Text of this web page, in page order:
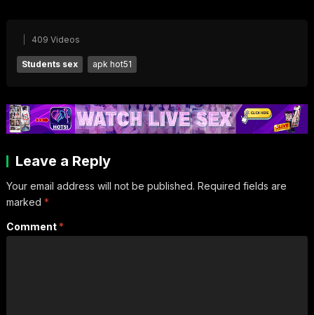
409 Videos
Students sex apk hot51
Leave a Reply
Your email address will not be published. Required fields are
marked *
Comment *